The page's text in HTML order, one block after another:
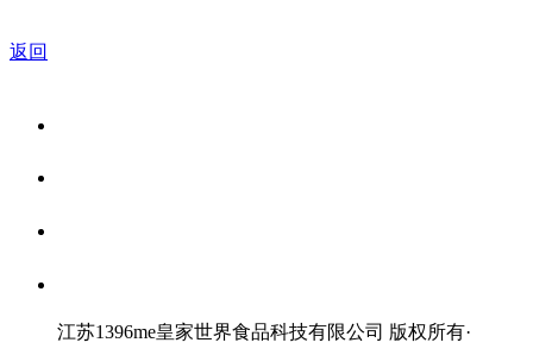
返回
江苏1396me皇家世界食品科技有限公司 版权所有·